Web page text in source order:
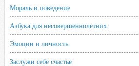
Мораль и поведение
Азбука для несовершеннолетних
Эмоции и личность
Заслужи себе счастье